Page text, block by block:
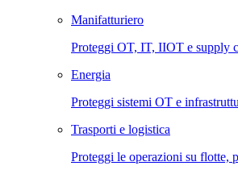
Manifatturiero
Proteggi OT, IT, IIOT e supply
Energia
Proteggi sistemi OT e
Trasporti e logistica
Proteggi le operazioni su flotte,